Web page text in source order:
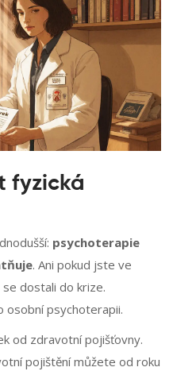
fyzická
psychoterapie
. Ani pokud jste ve
dostali do krize.
psychoterapii.
od zdravotní pojišťovny.
pojištění můžete od roku